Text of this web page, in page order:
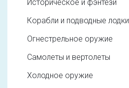
Историческое и фэнтези
Корабли и подводные лодки
Огнестрельное оружие
Самолеты и вертолеты
Холодное оружие